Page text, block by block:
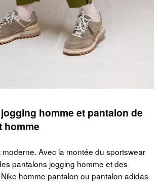
homme et pantalon de
homme
Avec la montée du sportswear
pantalons jogging homme et des
homme pantalon ou pantalon adidas